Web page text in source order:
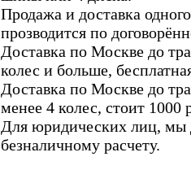
Продажа и доставка
прозводится по
Доставка по Москве до
колес и больше,
Доставка по Москве до
менее 4 колес, стоит 1000
Для юридических лиц, мы
безналичному расчету.